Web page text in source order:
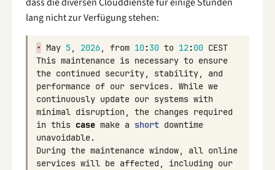
lang nicht zur Verfügung stehen:
• May 5, 2026, from 10:30 to 12:00 CEST
This maintenance is necessary to ensure
the continued security, stability,
and
performance of our services. While we
continuously update our systems with
minimal disruption, the changes required
in this case make a short downtime
unavoidable.
During the maintenance window, all online
services will be affected, including our